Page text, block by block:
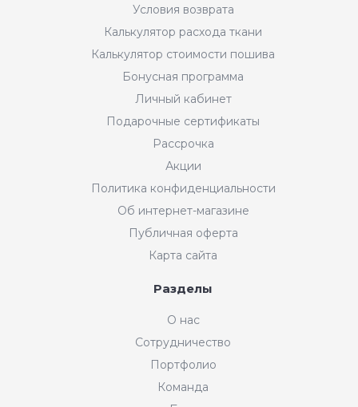
Условия возврата
Калькулятор расхода ткани
Калькулятор стоимости пошива
Бонусная программа
Личный кабинет
Подарочные сертификаты
Рассрочка
Акции
Политика конфиденциальности
Об интернет-магазине
Публичная оферта
Карта сайта
Разделы
О нас
Сотрудничество
Портфолио
Команда